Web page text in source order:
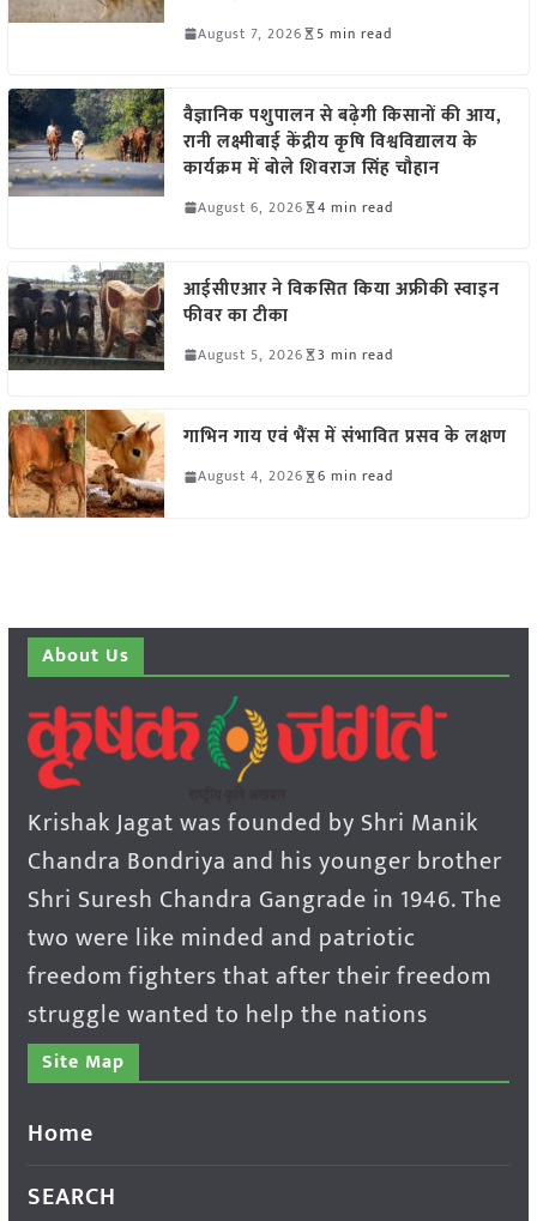
August 7, 2026 5 min read
वैज्ञानिक पशुपालन से बढ़ेगी किसानों की आय,
रानी लक्ष्मीबाई केंद्रीय कृषि विश्वविद्यालय के
कार्यक्रम में बोले शिवराज सिंह चौहान
August 6, 2026 4 min read
आईसीएआर ने विकसित किया अफ्रीकी स्वाइन
फीवर का टीका
August 5, 2026 3 min read
गाभिन गाय एवं भैंस में संभावित प्रसव के लक्षण
August 4, 2026 6 min read
About Us
Krishak Jagat was founded by Shri Manik
Chandra Bondriya and his younger brother
Shri Suresh Chandra Gangrade in 1946. The
two were like minded and patriotic
freedom fighters that after their freedom
struggle wanted to help the nations
Site Map
Home
SEARCH